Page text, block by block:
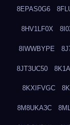
8EPAS0G6
8HV1LF0X
8IWWBYPE
8JT3UC50
8KXIFVGC
8M8UKA3C